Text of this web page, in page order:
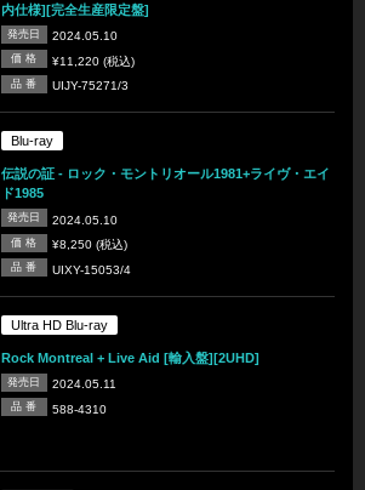
内仕様][完全生産限定盤]
発売日 2024.05.10
価 格 ¥11,220 (税込)
品 番 UIJY-75271/3
Blu-ray
伝説の証 - ロック・モントリオール1981+ライヴ・エイ
ド1985
発売日 2024.05.10
価 格 ¥8,250 (税込)
品 番 UIXY-15053/4
Ultra HD Blu-ray
Rock Montreal + Live Aid [輸入盤][2UHD]
発売日 2024.05.11
品 番 588-4310